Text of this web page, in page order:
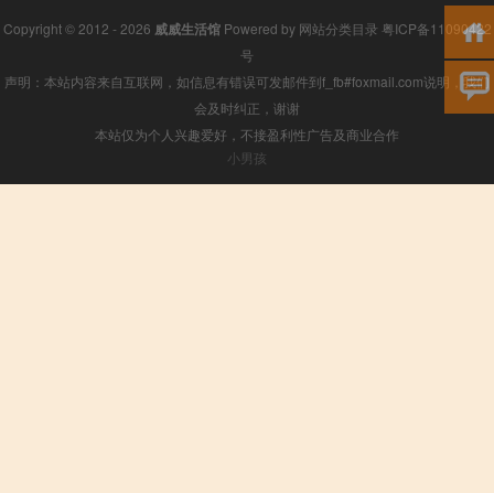
Copyright © 2012 - 2026 威威生活馆Powered by 网站分类目录 粤ICP备11090422
号
声明：本站内容来自互联网，如信息有错误可发邮件到f_fb#foxmail.com说明，我们
会及时纠正，谢谢
本站仅为个人兴趣爱好，不接盈利性广告及商业合作
小男孩